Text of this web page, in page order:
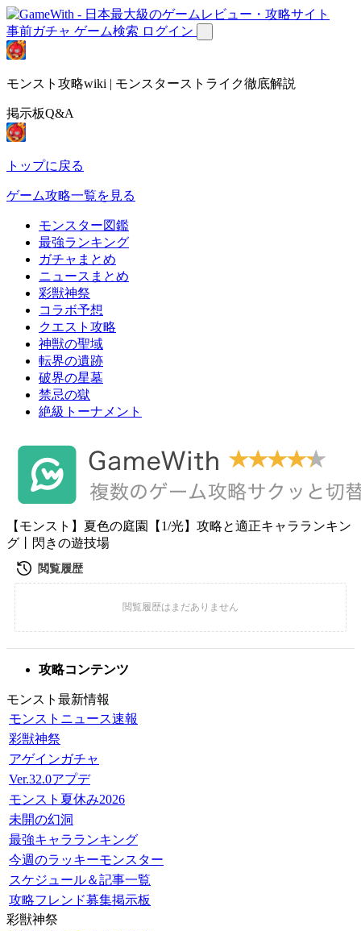
事前ガチャ ゲーム検索 ログイン
モンスト攻略wiki | モンスターストライク徹底解説
掲示板Q&A
トップに戻る
ゲーム攻略一覧を見る
モンスター図鑑
最強ランキング
ガチャまとめ
ニュースまとめ
彩獣神祭
コラボ予想
クエスト攻略
神獣の聖域
転界の遺跡
破界の星墓
禁忌の獄
絶級トーナメント
【モンスト】夏色の庭園【1/光】攻略と適正キャラランキン
グ丨閃きの遊技場
攻略コンテンツ
モンスト最新情報
モンストニュース速報
彩獣神祭
アゲインガチャ
Ver.32.0アプデ
モンスト夏休み2026
未開の幻洞
最強キャラランキング
今週のラッキーモンスター
スケジュール＆記事一覧
攻略フレンド募集掲示板
彩獣神祭